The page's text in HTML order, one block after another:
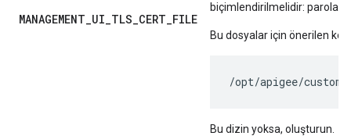
MANAGEMENT_UI_TLS_CERT_FILE
biçimlendirilmelidir: parola
Bu dosyalar için önerilen
/opt/apigee/
Bu dizin yoksa, oluşturun.